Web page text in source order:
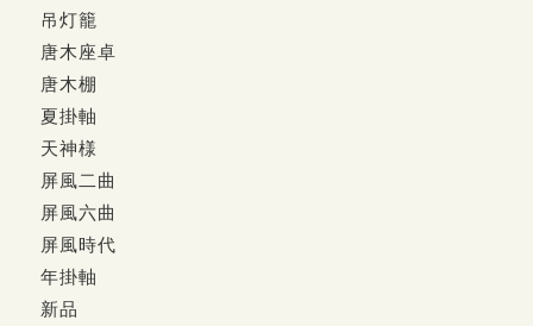
吊灯籠
唐木座卓
唐木棚
夏掛軸
天神様
屏風二曲
屏風六曲
屏風時代
年掛軸
新品